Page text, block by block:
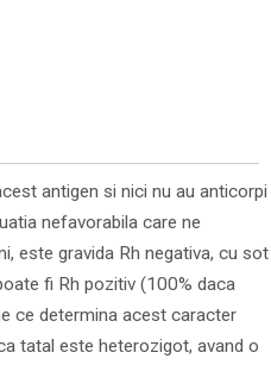
antigen si nici nu au anticorpi
nefavorabila care ne
este gravida Rh negativa, cu sot
fi Rh pozitiv (100% daca
ce determina acest caracter
tatal este heterozigot, avand o